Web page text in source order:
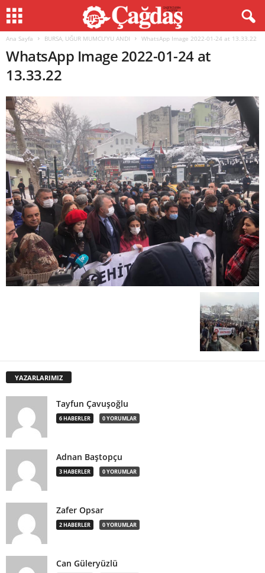
Ana Sayfa BURSA, UĞUR MUMCU’YU ANDI WhatsApp Image 2022-01-24 at 13.33.22
WhatsApp Image 2022-01-24 at
13.33.22
YAZARLARIMIZ
Tayfun Çavuşoğlu
6 HABERLER 0 YORUMLAR
Adnan Baştopçu
3 HABERLER 0 YORUMLAR
Zafer Opsar
2 HABERLER 0 YORUMLAR
Can Güleryüzlü